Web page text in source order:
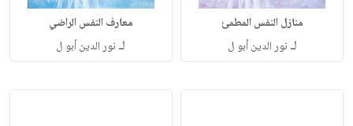
منازل النفس المطمئ
لـ نور الدين أبو ل
معارف النفس الراضي
لـ نور الدين أبو ل